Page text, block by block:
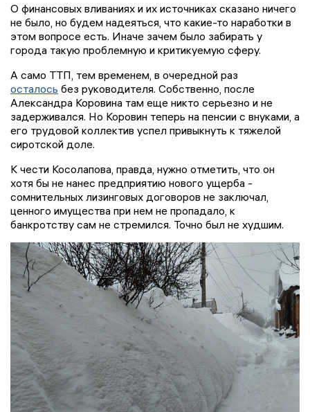
О финансовых вливаниях и их источниках сказано ничего
не было, но будем надеяться, что какие-то наработки в
этом вопросе есть. Иначе зачем было забирать у
города такую проблемную и критикуемую сферу.
А само ТТП, тем временем, в очередной раз
осталось без руководителя. Собственно, после
Александра Коровина там еще никто серьезно и не
задерживался. Но Коровин теперь на пенсии с внуками, а
его трудовой коллектив успел привыкнуть к тяжелой
сиротской доле.
К чести Косолапова, правда, нужно отметить, что он
хотя бы не нанес предприятию нового ущерба -
сомнительных лизинговых договоров не заключал,
ценного имущества при нем не пропадало, к
банкротству сам не стремился. Точно был не худшим.